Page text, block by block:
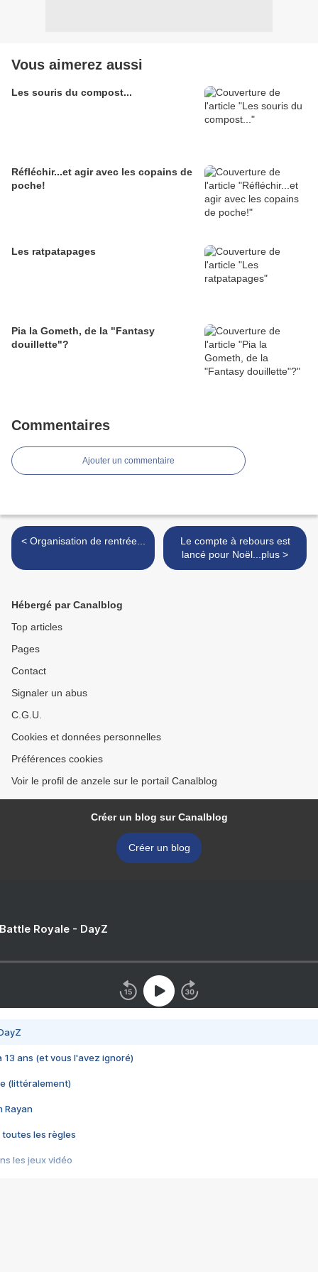
Vous aimerez aussi
Les souris du compost...
Réfléchir...et agir avec les copains de
poche!
Les ratpatapages
Pia la Gometh, de la "Fantasy
douillette"?
Commentaires
Ajouter un commentaire
< Organisation de rentrée...
Le compte à rebours est
lancé pour Noël...plus >
Hébergé par Canalblog
Top articles
Pages
Contact
Signaler un abus
C.G.U.
Cookies et données personnelles
Préférences cookies
Voir le profil de anzele sur le portail Canalblog
Créer un blog sur Canalblog
Créer un blog
Royale - DayZ
13 ans (et vous l'avez ignoré)
(littéralement)
Rayan
toutes les règles
les jeux vidéo